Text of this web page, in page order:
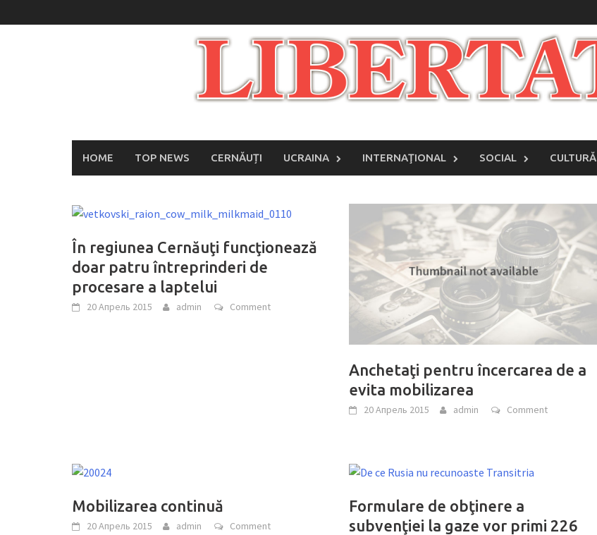
to
HOME TOP NEWS CERNĂUȚI UCRAINA INTERNAŢIONAL SOCIAL CULTURĂ
În regiunea Cernăuţi funcţionează
doar patru întreprinderi de
procesare a laptelui
20 Апрель 2015 admin Comment
Anchetaţi pentru încercarea de a
evita mobilizarea
20 Апрель 2015 admin Comment
Mobilizarea continuă
20 Апрель 2015 admin Comment
Formulare de obţinere a
subvenţiei la gaze vor primi 226